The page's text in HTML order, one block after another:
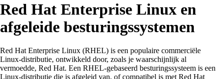
Red Hat Enterprise Linux en
afgeleide besturingssystemen
Red Hat Enterprise Linux (RHEL) is een populaire commerciële
Linux-distributie, ontwikkeld door, zoals je waarschijnlijk al
vermoedde, Red Hat. Een RHEL-gebaseerd besturingssysteem is een
Linux-distributie die is afgeleid van, of compatibel is met Red Hat